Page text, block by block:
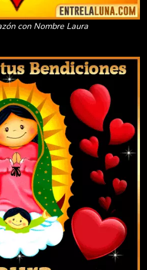
con Nombre Laura